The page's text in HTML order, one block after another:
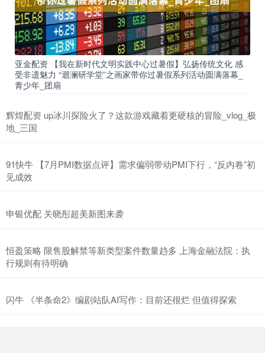
亚金配资 【我在新时代文明实践中心过暑假】弘扬传统文化 感
受非遗魅力 “迴澜研学堂”之画家带你过暑假系列活动圆满落幕_
青少年_团扇
辉煌配资 up冰川探险火了？这款游戏藏着更硬核的冒险_vlog_极
地_三国
91快牛 【7月PMI数据点评】需求偏弱带动PMI下行，“反内卷”初
见成效
申银优配 关晓彤超美新图来袭
恒盈策略 限售股解禁等新类型案件数量趋多 上海金融法院：执
行规则有待明确
闪牛 《半条命2》编剧站队AI写作：目前还很烂 但值得探索